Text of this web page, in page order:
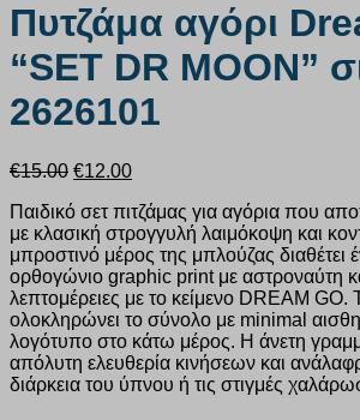
Πυτζάμα αγόρι
“SET DR MOON”
2626101
€15.00 Original
was:
€15.00.
€12.00Η
τιμή
είναι:
€12.00.
Παιδικό σετ πιτζάμας για αγόρια που
με κλασική στρογγυλή λαιμόκοψη και
μπροστινό μέρος της μπλούζας διαθέτει
ορθογώνιο graphic print με αστροναύτη
λεπτομέρειες με το κείμενο DREAM GO.
ολοκληρώνει το σύνολο με minimal
λογότυπο στο κάτω μέρος. Η άνετη
απόλυτη ελευθερία κινήσεων και
διάρκεια του ύπνου ή τις στιγμές